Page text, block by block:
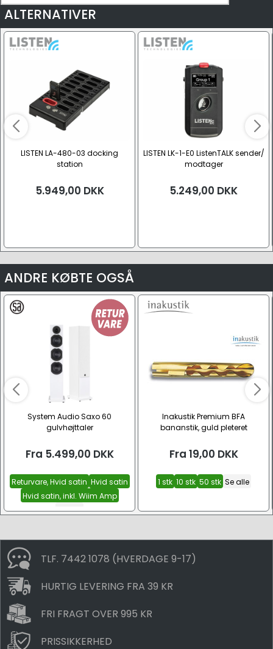
ALTERNATIVER
LISTEN LA-480-03 docking
station
5.949,00 DKK
LISTEN LK-1-E0 ListenTALK sender/
modtager
5.249,00 DKK
ANDRE KØBTE OGSÅ
System Audio Saxo 60
gulvhøjttaler
Fra 5.499,00 DKK
Returvare, Hvid satin Hvid satin
Hvid satin, inkl. Wiim Amp
Se alle
Inakustik Premium BFA
bananstik, guld pleteret
Fra 19,00 DKK
1 stk 10 stk 50 stk Se alle
TLF. 7442 1078 (HVERDAGE 9-17)
HURTIG LEVERING FRA 39 KR
FRI FRAGT OVER 995 KR
PRISSIKKERHED